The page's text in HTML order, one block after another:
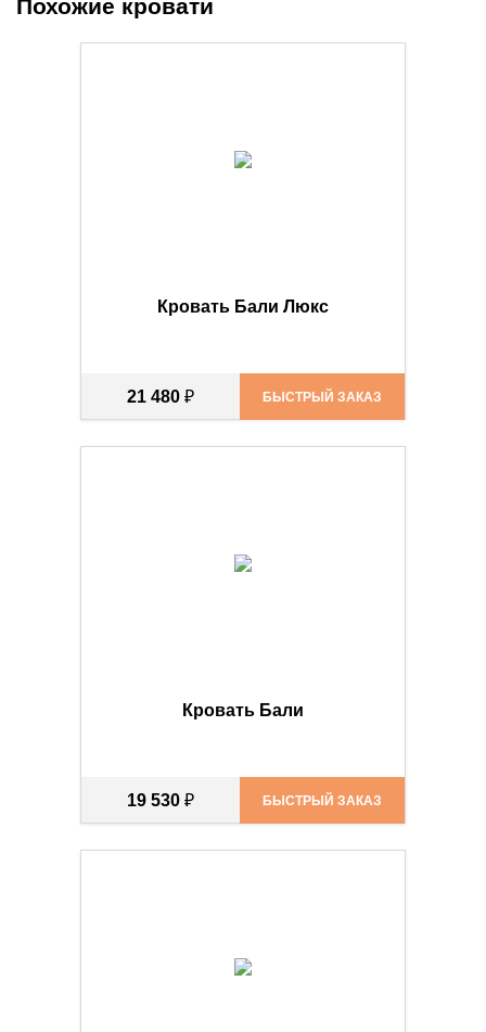
Похожие кровати
Кровать Бали Люкс
21 480 ₽ БЫСТРЫЙ ЗАКАЗ
Кровать Бали
19 530 ₽ БЫСТРЫЙ ЗАКАЗ